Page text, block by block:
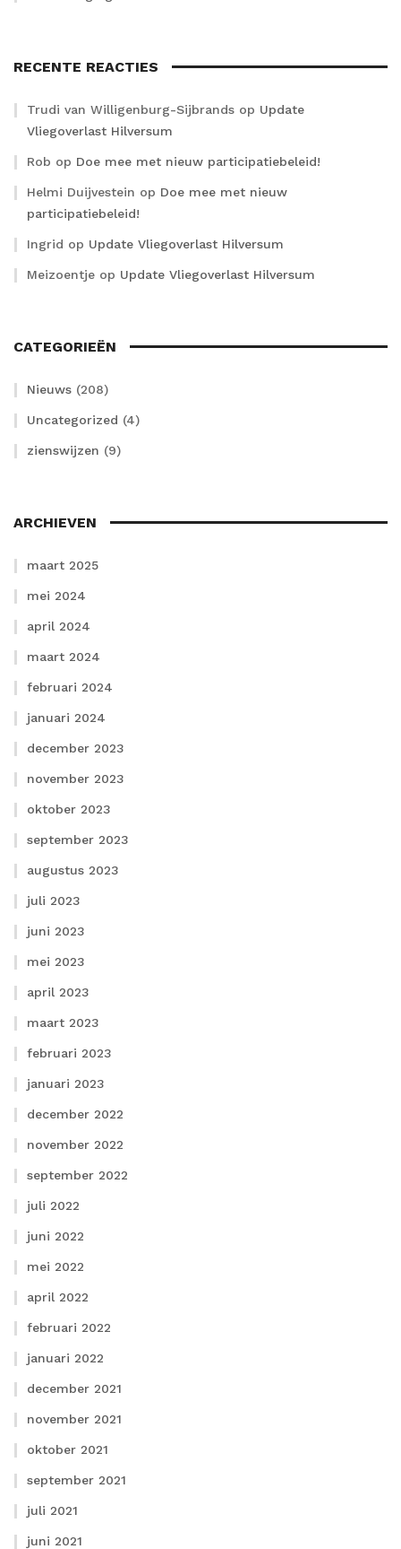
RECENTE REACTIES
Trudi van Willigenburg-Sijbrands op Update
Vliegoverlast Hilversum
Rob op Doe mee met nieuw participatiebeleid!
Helmi Duijvestein op Doe mee met nieuw
participatiebeleid!
Ingrid op Update Vliegoverlast Hilversum
Meizoentje op Update Vliegoverlast Hilversum
CATEGORIEËN
Nieuws (208)
Uncategorized (4)
zienswijzen (9)
ARCHIEVEN
maart 2025
mei 2024
april 2024
maart 2024
februari 2024
januari 2024
december 2023
november 2023
oktober 2023
september 2023
augustus 2023
juli 2023
juni 2023
mei 2023
april 2023
maart 2023
februari 2023
januari 2023
december 2022
november 2022
september 2022
juli 2022
juni 2022
mei 2022
april 2022
februari 2022
januari 2022
december 2021
november 2021
oktober 2021
september 2021
juli 2021
juni 2021